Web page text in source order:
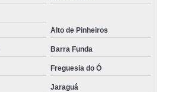
Alto de Pinheiros
Barra Funda
Freguesia do Ó
Jaraguá